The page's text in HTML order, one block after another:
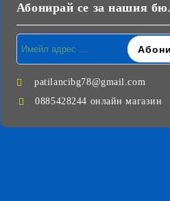
Абонирай се за нашия
patilancibg78@gmail.com
0885428244 онлайн магазин